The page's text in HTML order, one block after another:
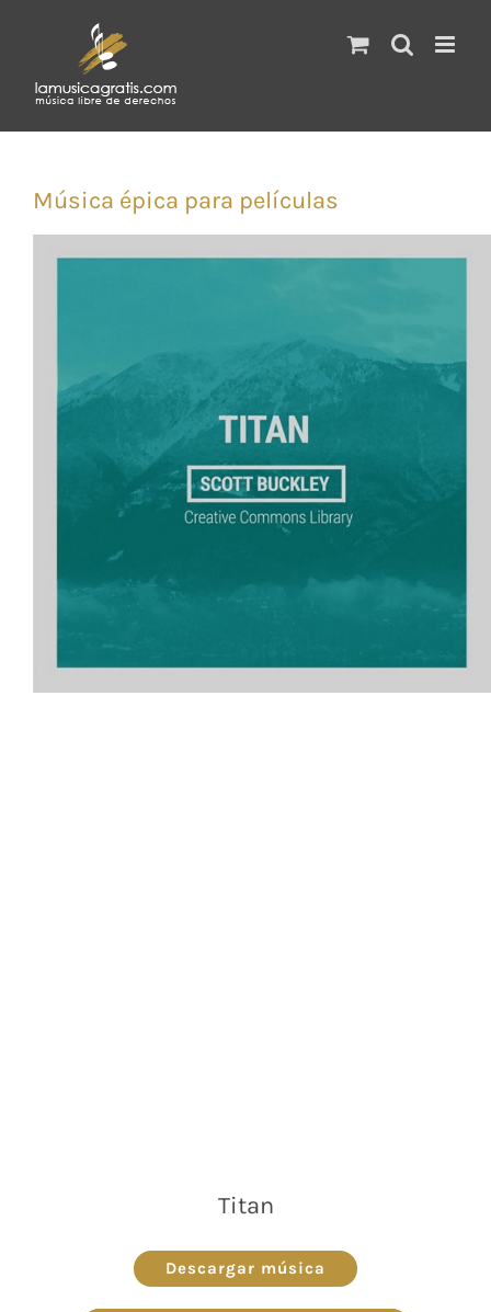
Música épica para películas
Titan
Descargar música